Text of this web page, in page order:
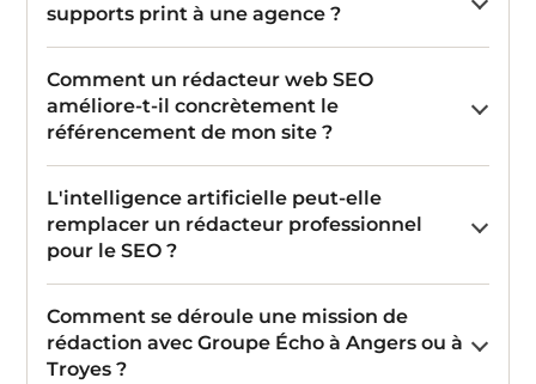
supports print à une agence ?
Comment un rédacteur web SEO
améliore-t-il concrètement le
référencement de mon site ?
L'intelligence artificielle peut-elle
remplacer un rédacteur professionnel
pour le SEO ?
Comment se déroule une mission de
rédaction avec Groupe Écho à Angers ou à
Troyes ?